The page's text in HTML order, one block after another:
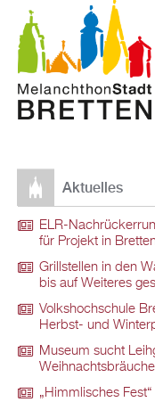
Aktuelles
ELR-
für Projekt in
Grillstellen in den
bis auf Weiteres
Volkshochschule
Herbst- und
Museum sucht
„Himmlisches